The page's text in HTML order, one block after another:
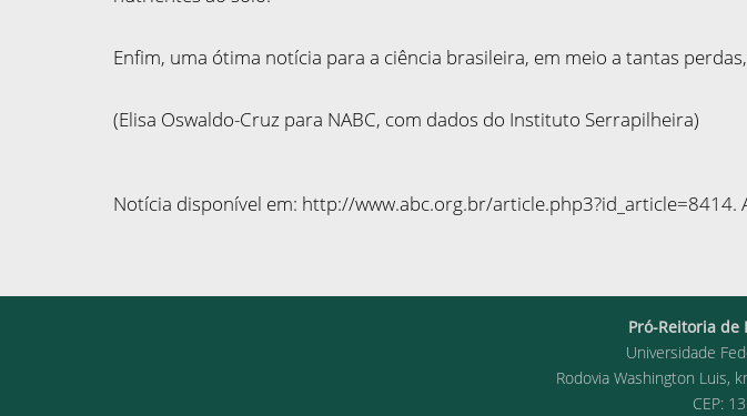
Enfim, uma ótima notícia para a ciência brasileira, em meio a tantas
(Elisa Oswaldo-Cruz para NABC, com dados do Instituto Serrapilheira)
Notícia disponível em: http://www.abc.org.br/article.php3?id_article=8414.
Pró-Reitoria de
Universidade
Rodovia Washington Luis,
CEP: